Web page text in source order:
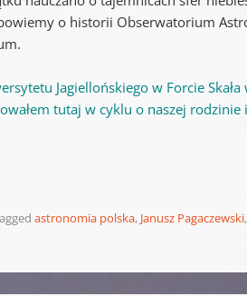
o historii Obserwatorium
Jagiellońskiego w Forcie Skała
tutaj w cyklu o naszej
astronomia polska, Janusz Pagaczewski